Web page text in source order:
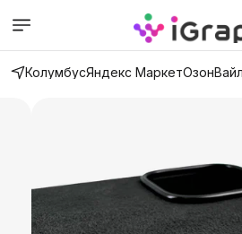
КолумбусЯндекс МаркетОзон